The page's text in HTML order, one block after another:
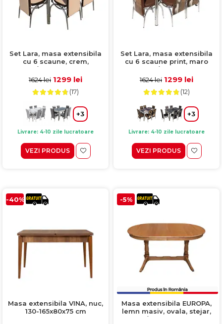
Set Lara, masa extensibila
cu 6 scaune, crem,
130/165x80x79 cm
1624 lei 1299 lei
(17)
+3
Livrare: 4-10 zile lucratoare
VEZI PRODUS
Set Lara, masa extensibila
cu 6 scaune print, maro
inimi, 130/165x80x79 cm
1624 lei 1299 lei
(12)
+3
Livrare: 4-10 zile lucratoare
VEZI PRODUS
-40%
Masa extensibila VINA, nuc,
130-165x80x75 cm
-5%
Masa extensibila EUROPA,
lemn masiv, ovala, stejar,
160/240x92x70 cm